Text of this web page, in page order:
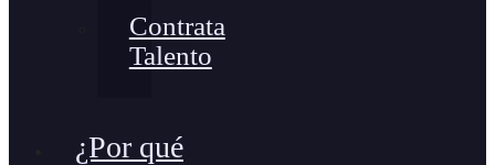
Contrata
Talento
¿Por qué